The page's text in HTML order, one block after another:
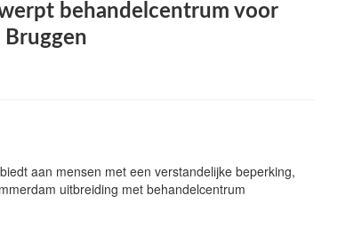
behandelcentrum voor
aan mensen met een verstandelijke beperking,
uitbreiding met behandelcentrum